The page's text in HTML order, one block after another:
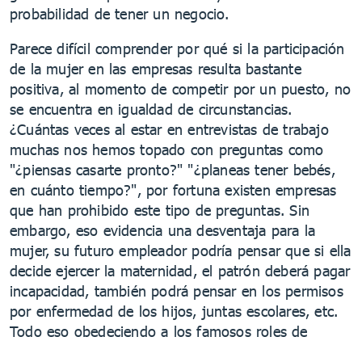
probabilidad de tener un negocio.
Parece difícil comprender por qué si la participación
de la mujer en las empresas resulta bastante
positiva, al momento de competir por un puesto, no
se encuentra en igualdad de circunstancias.
¿Cuántas veces al estar en entrevistas de trabajo
muchas nos hemos topado con preguntas como
"¿piensas casarte pronto?" "¿planeas tener bebés,
en cuánto tiempo?", por fortuna existen empresas
que han prohibido este tipo de preguntas. Sin
embargo, eso evidencia una desventaja para la
mujer, su futuro empleador podría pensar que si ella
decide ejercer la maternidad, el patrón deberá pagar
incapacidad, también podrá pensar en los permisos
por enfermedad de los hijos, juntas escolares, etc.
Todo eso obedeciendo a los famosos roles de